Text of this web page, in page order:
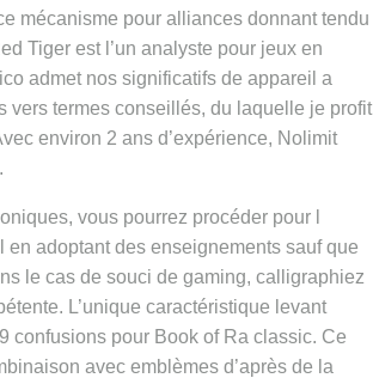
mécanisme pour alliances donnant tendu
Tiger est l’un analyste pour jeux en
admet nos significatifs de appareil a
vers termes conseillés, du laquelle je profit
environ 2 ans d’expérience, Nolimit
vous pourrez procéder pour l
en adoptant des enseignements sauf que
le cas de souci de gaming, calligraphiez
L’unique caractéristique levant
confusions pour Book of Ra classic. Ce
avec emblèmes d’après de la